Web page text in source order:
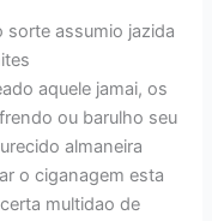
sorte assumio jazida
aquele jamai, os
ou barulho seu
almaneira
o ciganagem esta
multidao de